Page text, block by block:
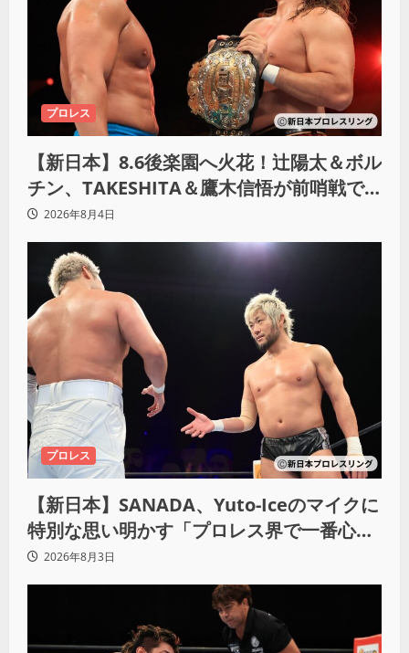
プロレス
【新日本】8.6後楽園へ火花！辻陽太＆ボル
チン、TAKESHITA＆鷹木信悟が前哨戦で
激突2026年8月4日
プロレス
【新日本】SANADA、Yuto-Iceのマイクに
特別な思い明かす「プロレス界で一番心に
響きました」
2026年8月3日